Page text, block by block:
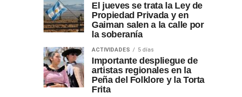
El jueves se trata la Ley de
Propiedad Privada y en
Gaiman salen a la calle por
la soberanía
ACTIVIDADES 5 días
Importante despliegue de
artistas regionales en la
Peña del Folklore y la Torta
Frita